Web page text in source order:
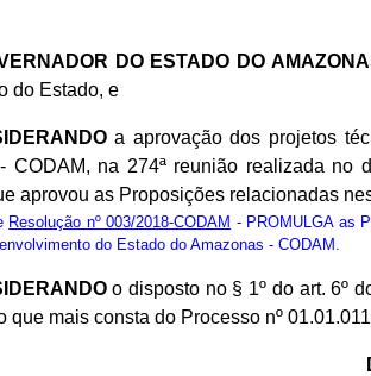
DO ESTADO DO
do Estado, e
a aprovação dos projetos
CODAM, na 274ª reunião realizada no
aprovou as Proposições relacionadas
Resolução nº 003/2018-CODAM - PROMULGA as
do Estado do Amazonas - CODAM.
o disposto no § 1º do art. 6º
que mais consta do Processo nº